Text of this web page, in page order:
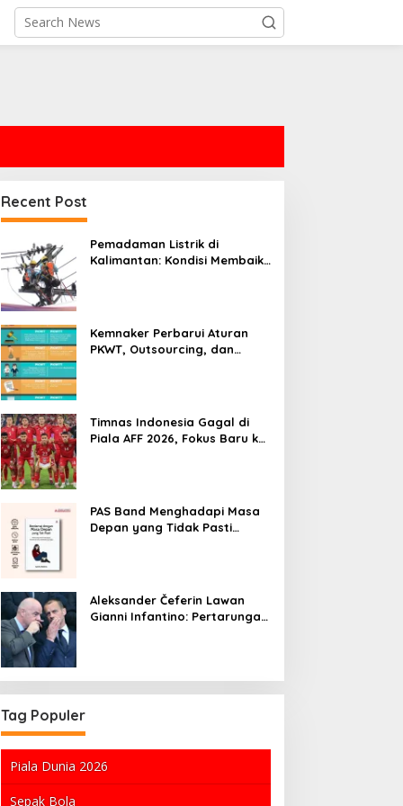
Recent Post
Pemadaman Listrik di
Kalimantan: Kondisi Membaik,
Kemnaker Perbarui Aturan
PKWT, Outsourcing, dan
Timnas Indonesia Gagal di
Piala AFF 2026, Fokus Baru ke
PAS Band Menghadapi Masa
Depan yang Tidak Pasti
Aleksander Čeferin Lawan
Gianni Infantino: Pertarungan
Tag Populer
Piala Dunia 2026
Sepak Bola